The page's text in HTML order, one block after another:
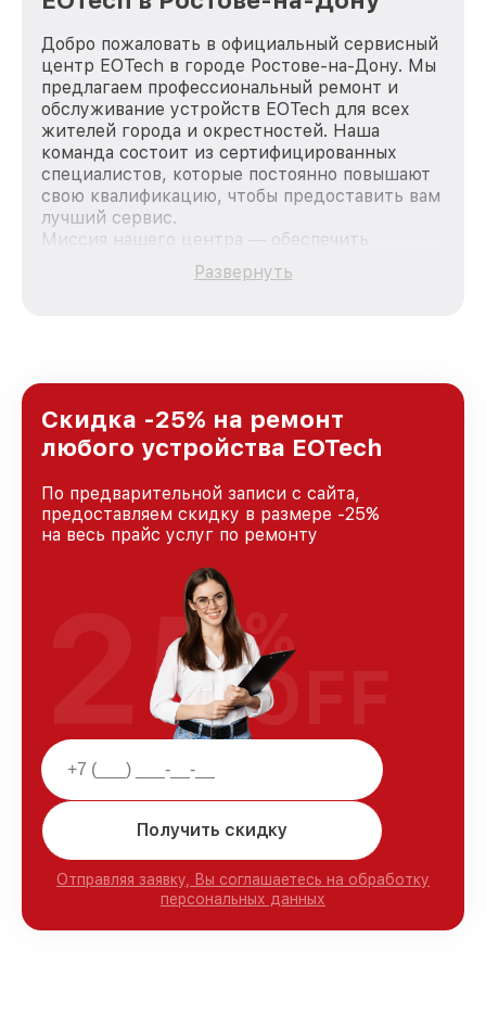
Добро пожаловать в официальный сервисный
центр EOTech в городе Ростове-на-Дону. Мы
предлагаем профессиональный ремонт и
обслуживание устройств EOTech для всех
жителей города и окрестностей. Наша
команда состоит из сертифицированных
специалистов, которые постоянно повышают
свою квалификацию, чтобы предоставить вам
лучший сервис.
Миссия нашего центра — обеспечить
качественный и доступный ремонт для
каждого пользователя продукции EOTech, вне
Ростове-на-Дону, постоянно повышая уровень
доверия и лояльности наших клиентов.
Развернуть
Скидка -25% на ремонт
любого устройства EOTech
По предварительной записи с сайта,
предоставляем скидку в размере -25%
на весь прайс услуг по ремонту
Получить скидку
Отправляя заявку, Вы соглашаетесь на обработку
персональных данных
25%
OFF